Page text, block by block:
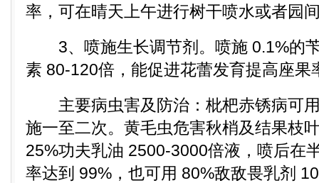
率，可在晴天上午进行树干喷水或者园
3、喷施生长调节剂。喷施 0.1%的
素 80-120倍，能促进花蕾发育提高座果
主要病虫害及防治：枇杷赤锈病可用
施一至二次。黄毛虫危害秋梢及结果枝
25%功夫乳油 2500-3000倍液，喷后在
率达到 99%，也可用 80%敌敌畏乳剂